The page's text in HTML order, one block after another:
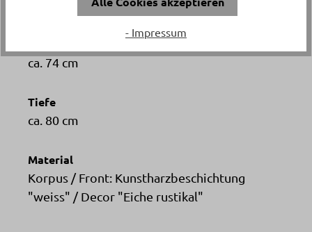
ca. 74 cm
Tiefe
ca. 80 cm
Material
Korpus / Front: Kunstharzbeschichtung
"weiss" / Decor "Eiche rustikal"
- Impressum